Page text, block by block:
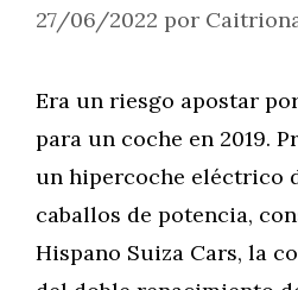
27/06/2022 por
Era un riesgo apostar
para un coche en 2019.
un hipercoche eléctrico
caballos de potencia,
Hispano Suiza Cars, la